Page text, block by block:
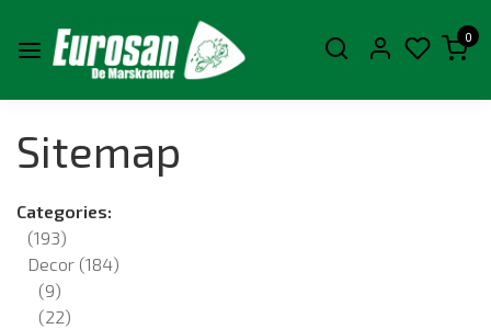
0
Sitemap
Categories:
(193)
Decor (184)
(9)
(22)